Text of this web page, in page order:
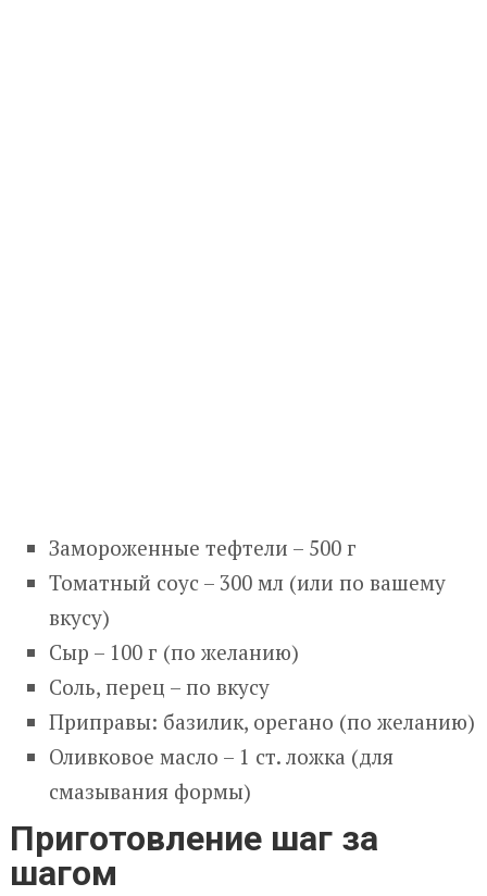
Замороженные тефтели – 500 г
Томатный соус – 300 мл (или по вашему
вкусу)
Сыр – 100 г (по желанию)
Соль, перец – по вкусу
Приправы: базилик, орегано (по желанию)
Оливковое масло – 1 ст. ложка (для
смазывания формы)
Приготовление шаг за
шагом